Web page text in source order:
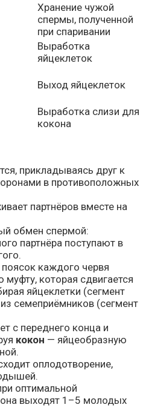
Хранение чужой
спермы, полученной
при спаривании
Выработка
яйцеклеток
Выход яйцеклеток
Выработка слизи для
кокона
прикладываясь друг к
в противоположных
партнёров вместе на
обмен спермой:
партнёра поступают в
каждого червя
которая сдвигается
яйцеклетки (сегмент
семеприёмников (сегмент
с переднего конца и
кокон — яйцеобразную
оплодотворение,
оптимальной
выходят 1–5 молодых